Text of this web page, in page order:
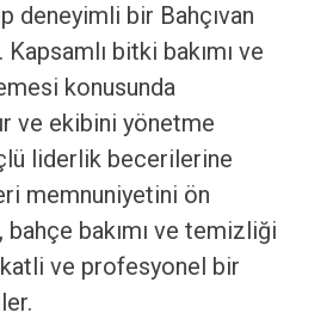
deneyimli bir Bahçıvan
bitki bakımı ve
konusunda
ve ekibini yönetme
liderlik becerilerine
memnuniyetini ön
bahçe bakımı ve temizliği
ve profesyonel bir